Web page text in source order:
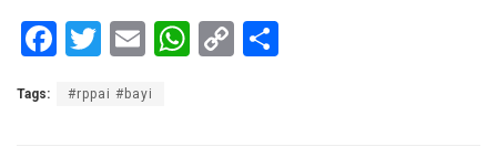
F
ce
T
tt
E
ail
W C
Tags: #rppai #bayi